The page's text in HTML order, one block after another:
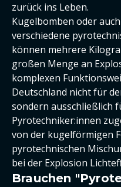
zurück ins Leben.
Kugelbomben oder
verschiedene
können mehrere
großen Menge an
komplexen
Deutschland nicht für
sondern ausschließlich
Pyrotechniker:innen
von der kugelförmigen
pyrotechnischen
bei der Explosion
Brauchen